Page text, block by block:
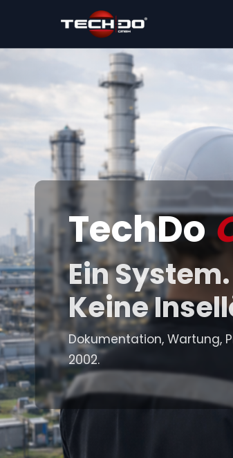
TechDo
Ein
Keine
Dokumentation, Wartung,
2002.